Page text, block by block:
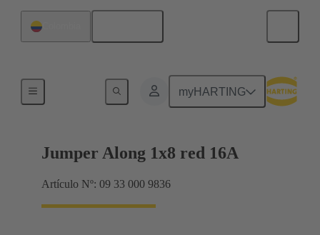
myHARTING
Puentes conectores Han® ES Press
Jumper Along 1x8 red 16A
Artículo Nº: 09 33 000 9836